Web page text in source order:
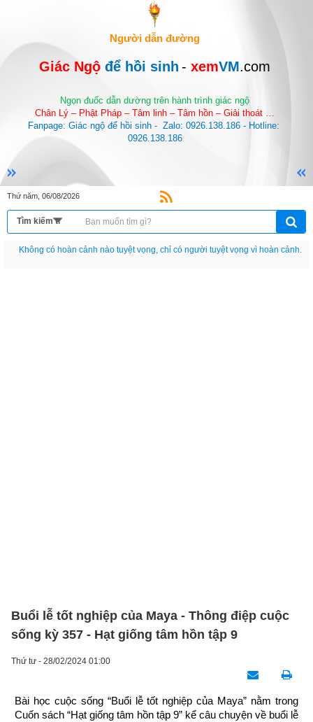
Người dẫn đường
Giác Ngộ để hồi sinh - xemVM.com
Ngọn đuốc dẫn dường trên hành trình giác ngộ
Chân Lý – Phật Pháp – Tâm linh – Tâm hồn – Giải thoát …
Fanpage: Giác ngộ để hồi sinh -  Zalo: 0926.138.186 - Hotline:
0926.138.186
Thứ năm, 06/08/2026
Không có hoàn cảnh nào tuyệt vọng, chỉ có người tuyệt vọng vì hoàn cảnh.
Buổi lễ tốt nghiệp của Maya - Thông điệp cuộc
sống kỳ 357 - Hạt giống tâm hồn tập 9
Thứ tư - 28/02/2024 01:00
Bài học cuộc sống “Buổi lễ tốt nghiệp của Maya” nằm trong
Cuốn sách “Hạt giống tâm hồn tập 9” kể câu chuyện về buổi lễ